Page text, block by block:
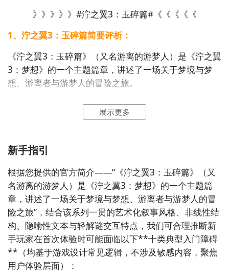
方法二： 下载九游APP，订阅泞之翼3：玉碎篇的开测
提醒
》》》》》#泞之翼3：玉碎篇#《《《《《
1、泞之翼3：玉碎篇简要评析：
《泞之翼3：玉碎篇》（又名游离的游梦人）是《泞之翼
3：梦想》的一个主题篇章，讲述了一场关于梦境与梦
想、游离者与游梦人的冒险之旅。
2、泞之翼3：玉碎篇图片欣赏：
通过上面的游戏介绍和图片，可能大家对泞之翼3：玉碎
篇有大致的了解了，不过这么游戏要怎么样才能抢先体
验到呢？不用担心，目前九游客户端已经开通了测试提
醒了，通过在九游APP中搜索“泞之翼3：玉碎篇”，点击
右边的【订阅】或者是【开测提醒】，订阅游戏就不会
展示更多
新手指引
根据您提供的官方简介——“《泞之翼3：玉碎篇》（又
名游离的游梦人）是《泞之翼3：梦想》的一个主题篇
章，讲述了一场关于梦境与梦想、游离者与游梦人的冒
险之旅”，结合该系列一贯的艺术化叙事风格、非线性结
构、隐喻性文本与轻解谜交互特点，我们可合理推断新
手玩家在首次体验时可能面临以下**十类典型入门障碍
**（均基于游戏设计常见逻辑，不涉及敏感内容，聚焦
用户体验层面）：